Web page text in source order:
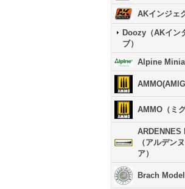
AKインジェ
Doozy（AKイン
ブ）
Alpine
AMMO（ミ
ARDENNES
（アルデン
ア）
Brach Model